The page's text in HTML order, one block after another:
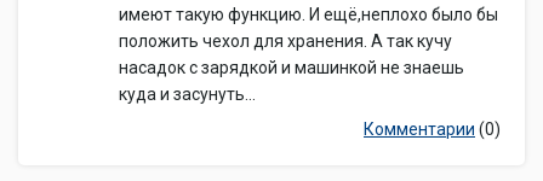
имеют такую функцию. И ещё,неплохо было бы
положить чехол для хранения. А так кучу
насадок с зарядкой и машинкой не знаешь
куда и засунуть...
Комментарии (0)